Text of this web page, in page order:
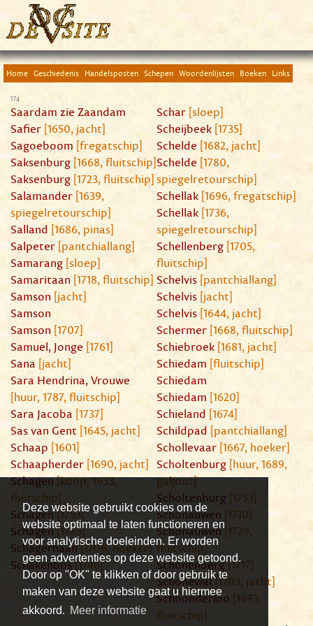
Deze website gebruikt cookies om de
website optimaal te laten functioneren en
voor analytische doeleinden. Er worden
geen advertenties op deze website getoond.
Door op "OK" te klikken of door gebruik te
maken van deze website gaat u hiermee
akkoord. Meer informatie
Home Geschiedenis Handelsposten Schepen Woordenlijsten Boeken Links
174
Saardam zie Zaandam
Safier [1650, jacht]
Sagoeboom [fregatschip]
Saksenburg [1668, fluitschip]
Saksenburg [1723, fluitschip]
Salamander [1639,
spiegelretourschip]
Salland [1686, pinas]
Salpeter [pantchiallang]
Samarang [sloep]
Samaritaan [1718, fluitschip]
Samson [jacht]
Samson
Samson [1707]
Samuel, Jonge [1761]
Sana [jacht]
Sara Hendrina, Vrouwe
[huur, 1787, fluitschip]
Sara Jacoba [1737]
Sas van Gent [1645, jacht]
Schaap [1601]
Schaapherder [1690, jacht]
Schagen[koop, 1633,
fluitschip]
Schagen[1753]
Schagen[1785]
Schagerhaan[1706, hoeker]
Schakenbos [1746]
Schar [sloep]
Scheijbeek [1735]
Schelde [1682, jacht]
Schelde [1780,
spiegelretourschip]
Schellak [1696, fregatschip]
Schellak [1736,
spiegelretourschip]
Schellenberg [1705,
fluitschip]
Schelvis [pantchiallang]
Schelvis [jacht]
Schelvis [1644, jacht]
Schermer [1668, fluitschip]
Schiebroek [1681, jacht]
Schiedam [fluitschip]
Schiedam
Schiedam [1620]
Schieland [1674]
Schildpad [pantchiallang]
Schollevaar [1667, hoeker]
Scholtenburg [huur, 1689,
galjoot]
Scholtenburg [1753]
Schonauwen [1710]
Schonauwen [1729,
fluitschip]
Schonenberg [1717]
Schonewal[1703, jacht]
Schoonderloo [1693,
fluitschip]